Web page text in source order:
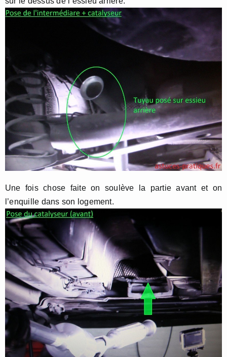
Une fois chose faite on soulève la partie avant et on
l’enquille dans son logement.